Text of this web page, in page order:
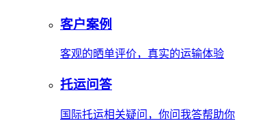
客户案例
客观的晒单评价，真实的运输体验
托运问答
国际托运相关疑问，你问我答帮助你